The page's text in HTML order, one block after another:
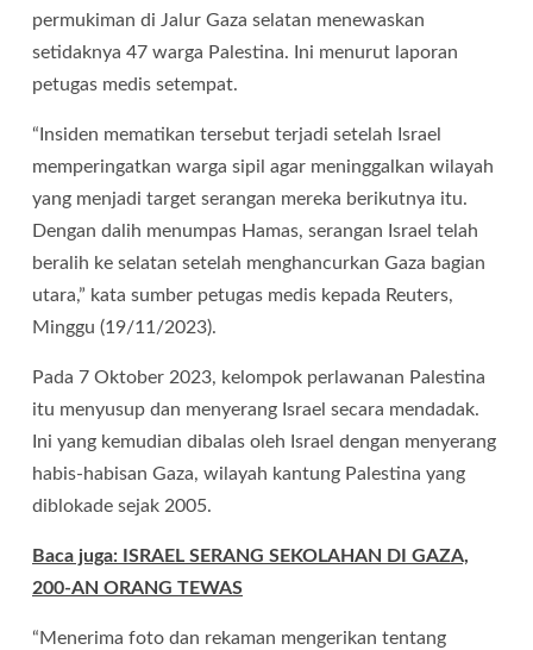
permukiman di Jalur Gaza selatan menewaskan
setidaknya 47 warga Palestina. Ini menurut laporan
petugas medis setempat.
“Insiden mematikan tersebut terjadi setelah Israel
memperingatkan warga sipil agar meninggalkan wilayah
yang menjadi target serangan mereka berikutnya itu.
Dengan dalih menumpas Hamas, serangan Israel telah
beralih ke selatan setelah menghancurkan Gaza bagian
utara,” kata sumber petugas medis kepada Reuters,
Minggu (19/11/2023).
Pada 7 Oktober 2023, kelompok perlawanan Palestina
itu menyusup dan menyerang Israel secara mendadak.
Ini yang kemudian dibalas oleh Israel dengan menyerang
habis-habisan Gaza, wilayah kantung Palestina yang
diblokade sejak 2005.
Baca juga: ISRAEL SERANG SEKOLAHAN DI GAZA,
200-AN ORANG TEWAS
“Menerima foto dan rekaman mengerikan tentang